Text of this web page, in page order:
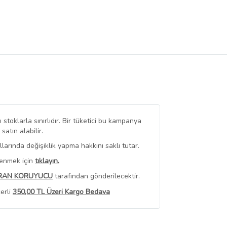
stoklarla sınırlıdır. Bir tüketici bu kampanya
alabilir.
değişiklik yapma hakkını saklı tutar.
için tıklayın.
KORUYUCU tarafından gönderilecektir.
350,00 TL Üzeri Kargo Bedava